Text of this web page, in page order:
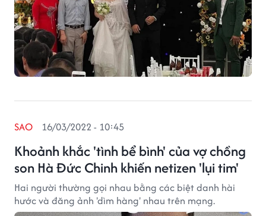
Khoảnh khắc 'tình bể bình' của vợ chồng
son Hà Đức Chinh khiến netizen 'lụi tim'
SAO 16/03/2022 - 10:45
Hai người thường gọi nhau bằng các biệt danh hài
hước và đăng ảnh 'dìm hàng' nhau trên mạng.